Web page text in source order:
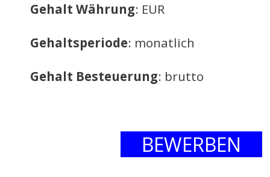
Gehalt Währung: EUR
Gehaltsperiode: monatlich
Gehalt Besteuerung: brutto
BEWERBEN